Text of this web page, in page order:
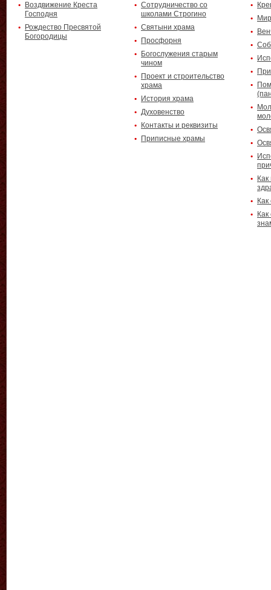
Воздвижение Креста
Господня
Рождество Пресвятой
Богородицы
Сотрудничество со
школами Строгино
Святыни храма
Просфорня
Богослужения старым
чином
Проект и строительство
храма
История храма
Духовенство
Контакты и реквизиты
Приписные храмы
Как